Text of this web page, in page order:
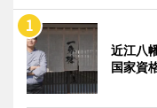
近江八
国家資